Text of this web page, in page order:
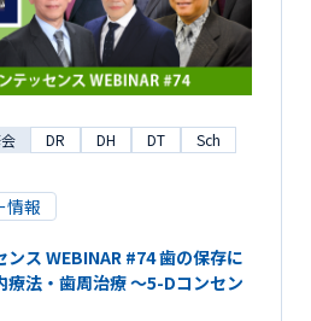
DR DH DT
Sch
情報
ンス WEBINAR #74 歯の保存に
療法・歯周治療 ～5-Dコンセン